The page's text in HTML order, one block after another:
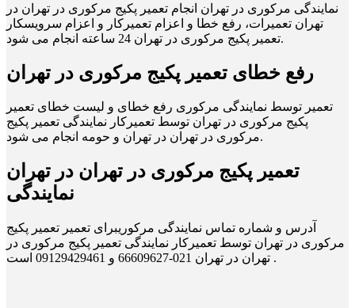
نمایندگی مرکوری در تهران انجام تعمیر پکیج مرکوری در تهران در
تهران تعمیرات، رفع خطا و اعزام تعمیرکار و اعزام سرویسکار
تعمیر پکیج مرکوری در تهران 24 ساعته انجام می شود.
رفع خطای تعمیر پکیج مرکوری در تهران
تعمیر توسط نمایندگی مرکوری رفع خطای و لیست خطای تعمیر
پکیج مرکوری در تهران توسط تعمیرکار نمایندگی تعمیر پکیج
مرکوری در تهران در تهران و حومه انجام می شود.
تعمیر پکیج مرکوری در تهران در تهران
نمایندگی
آدرس و شماره تماس نمایندگی مرکوریبرای تعمیر تعمیر پکیج
مرکوری در تهران توسط تعمیرکار نمایندگی تعمیر پکیج مرکوری در
تهران در تهران 021-66609627 و 09129429461 است .